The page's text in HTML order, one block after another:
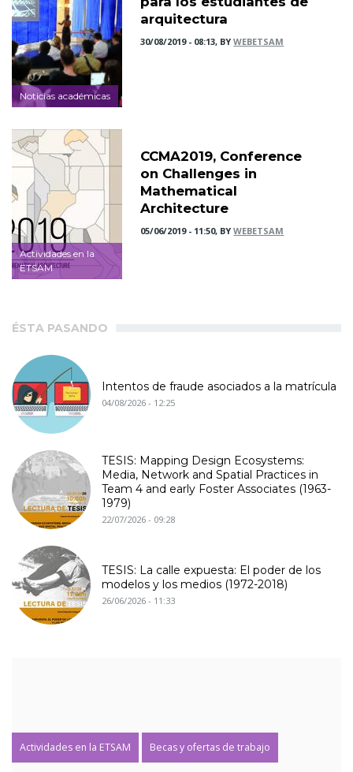
Noticias académicas
arquitectura
30/08/2019 - 08:13, BYWEBETSAM
Actividades en la
ETSAM
CCMA2019, Conference
on Challenges in
Mathematical
Architecture
05/06/2019 - 11:50, BYWEBETSAM
ÉSTA PASANDO
Intentos de fraude asociados a la matrícula
04/08/2026 - 12:25
TESIS: Mapping Design Ecosystems:
Media, Network and Spatial Practices in
Team 4 and early Foster Associates (1963-
1979)
22/07/2026 - 09:28
TESIS: La calle expuesta: El poder de los
modelos y los medios (1972-2018)
26/06/2026 - 11:33
Actividades en la ETSAM Becas y ofertas de trabajo